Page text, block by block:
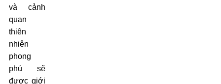
và cảnh
quan
thiên
nhiên
phong
phú sẽ
được giới